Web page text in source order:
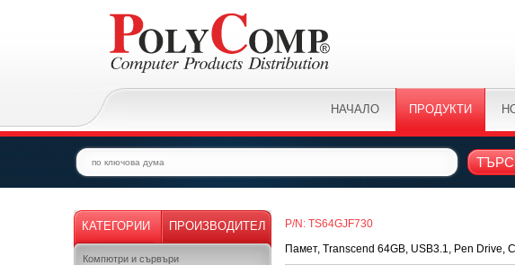
НАЧАЛО ПРОДУКТИ
КАТЕГОРИИ ПРОИЗВОДИТЕЛ
Компютри и сървъри
P/N: TS64GJF730
Памет, Transcend 64GB, USB3.1, Pen Drive,